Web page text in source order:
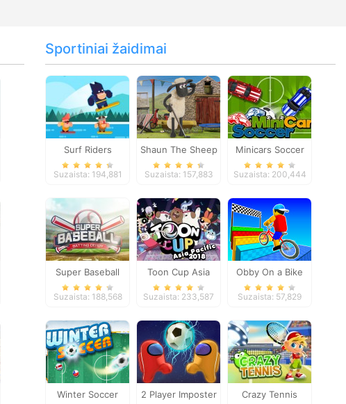
Sportiniai žaidimai
Surf Riders
Suzaista: 194,881
Shaun The Sheep
Baahmy Golf
Suzaista: 157,883
Minicars Soccer
Suzaista: 200,444
Super Baseball
Suzaista: 188,568
Toon Cup Asia
Pacific 2018
Suzaista: 233,587
Obby On a Bike
Suzaista: 57,829
Winter Soccer 2 Player Imposter Crazy Tennis